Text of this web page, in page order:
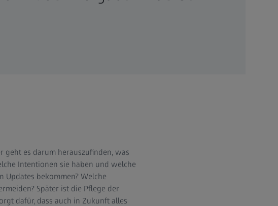
geht es darum herauszufinden, was
Intentionen sie haben und welche
Updates bekommen? Welche
Später ist die Pflege der
dafür, dass auch in Zukunft alles